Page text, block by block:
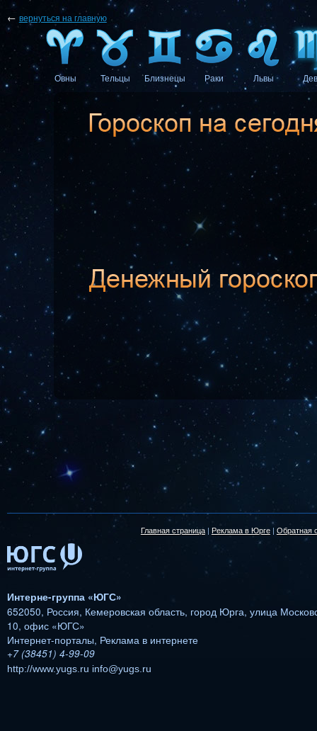
← вернуться на главную
Овны Тельцы Близнецы Раки Львы
Главная страница| Реклама в Юрге| Обратная
Интерне-группа «ЮГС»
652050, Россия, Кемеровская область, город Юрга, улица
10, офис «ЮГС»
Интернет-порталы, Реклама в интернете
+7 (38451) 4-99-09
http://www.yugs.ru info@yugs.ru